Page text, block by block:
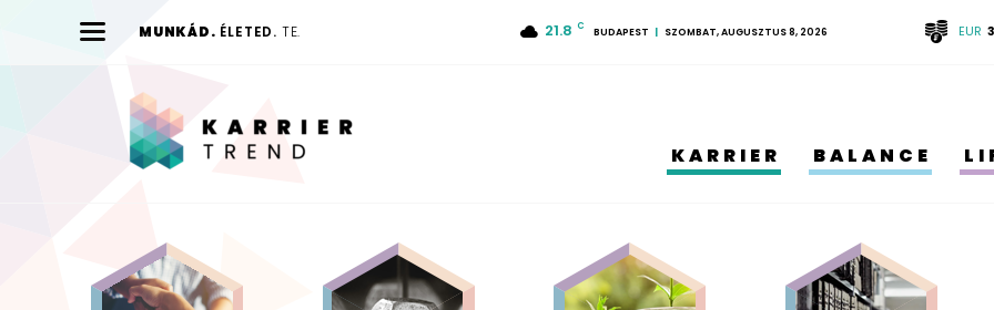
MUNKÁD. ÉLETED. TE. 21.8 C BUDAPEST SZOMBAT, AUGUSZTUS 8, 2026 EUR
KARRIER BALANCE